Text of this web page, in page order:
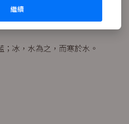
繼續
而不舍，金石可鏤。
冰，水為之，而寒於水。